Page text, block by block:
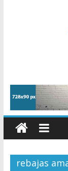
¿Por qué
rebajas